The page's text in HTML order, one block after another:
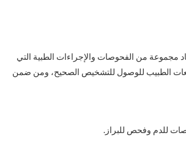
مجموعة من الفحوصات والإجراءات الطبية التي
الطبيب للوصول للتشخيص الصحيح، ومن ضمن
للدم وفحص للبراز.